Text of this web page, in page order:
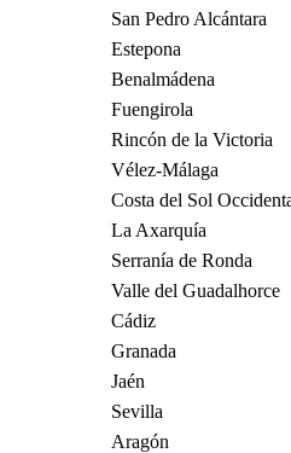
San Pedro Alcántara
Estepona
Benalmádena
Fuengirola
Rincón de la Victoria
Vélez-Málaga
Costa del Sol
La Axarquía
Serranía de Ronda
Valle del Guadalhorce
Cádiz
Granada
Jaén
Sevilla
Aragón